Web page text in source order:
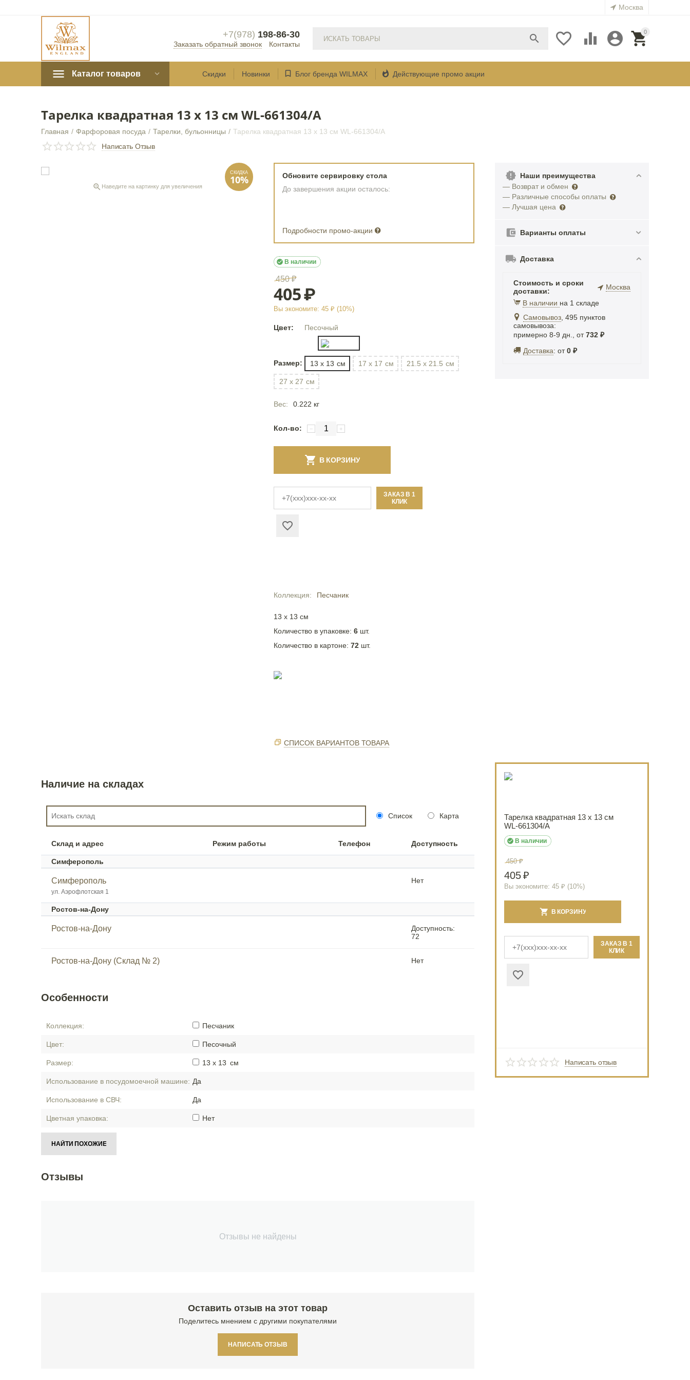
Москва
+7(978) 198-86-30
Заказать обратный звонок Контакты
0


 

Каталог товаров Скидки Новинки  Блог бренда WILMAX  Действующие промо акции
Тарелка квадратная 13 x 13 см WL‑661304/A
Главная / Фарфоровая посуда / Тарелки, бульонницы / Тарелка квадратная 13 x 13 см WL‑661304/A
Написать Отзыв
 Наведите на картинку для увеличения
Обновите сервировку стола
До завершения акции осталось:
Подробности промо-акции
В наличии

450 ₽
405₽
Вы экономите:45 ₽ (10%)
Цвет: Песочный
Размер: 13 x 13 см 17 x 17 см 21.5 x 21.5 см
27 x 27 см
Вес: 0.222 кг
Кол-во: +
−
В КОРЗИНУ
ЗАКАЗ В 1
КЛИК
Коллекция Песчаник
13 x 13 см
Количество в упаковке:6 шт.
Количество в картоне:72 шт.
СПИСОК ВАРИАНТОВ ТОВАРА
Наши преимущества
— Возврат и обмен
— Различные способы оплаты
— Лучшая цена
Варианты оплаты
Доставка
Стоимость и сроки
доставки:
Москва
В наличии на 1 складе
Самовывоз , 495 пунктов
самовывоза:
примерно 8-9 дн., от732 ₽
Доставка: от0 ₽
Тарелка квадратная 13 x 13 см
WL‑661304/A
В наличии

450 ₽
405₽
Вы экономите: 45 ₽ (10%)
В КОРЗИНУ
ЗАКАЗ В 1
КЛИК
Написать отзыв
Наличие на складах
Список Карта
Склад и адрес Режим работы Телефон Доступность
Симферополь
Симферополь
ул. Аэрофлотская 1
Нет
Ростов-на-Дону
Ростов-на-Дону
Доступность:
72
Ростов-на-Дону (Склад № 2) Нет
Особенности
Коллекция: Песчаник
Цвет: Песочный
Размер: 13 x 13 см
Использование в посудомоечной машине: Да
Использование в СВЧ: Да
Цветная упаковка: Нет
НАЙТИ ПОХОЖИЕ
Отзывы
Отзывы не найдены
Оставить отзыв на этот товар
Поделитесь мнением с другими покупателями
НАПИСАТЬ ОТЗЫВ